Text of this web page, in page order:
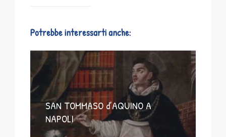
Potrebbe interessarti anche:
SAN TOMMASO d’AQUINO A
NAPOLI